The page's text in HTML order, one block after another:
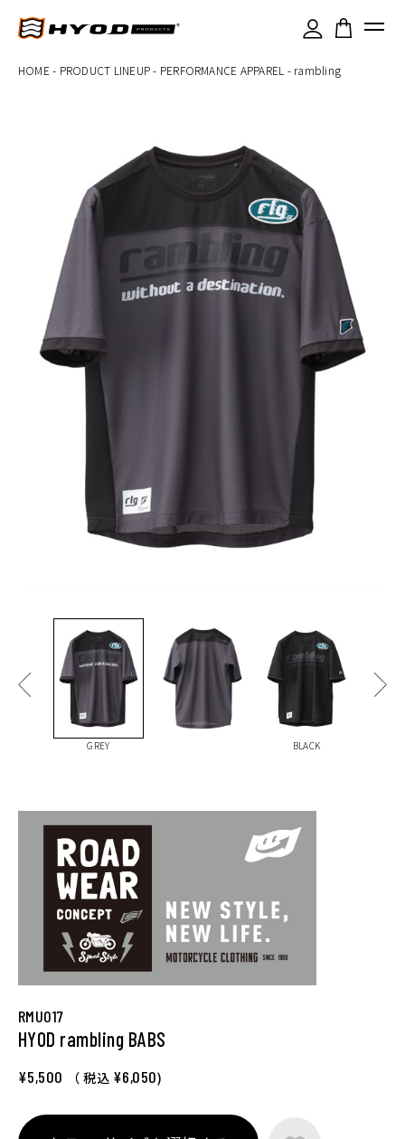
HOME - PRODUCT LINEUP- PERFORMANCE APPAREL - rambling
GREY BLACK
RMU017
HYOD rambling BABS
¥5,500 （ 税込 ¥6,050)
×